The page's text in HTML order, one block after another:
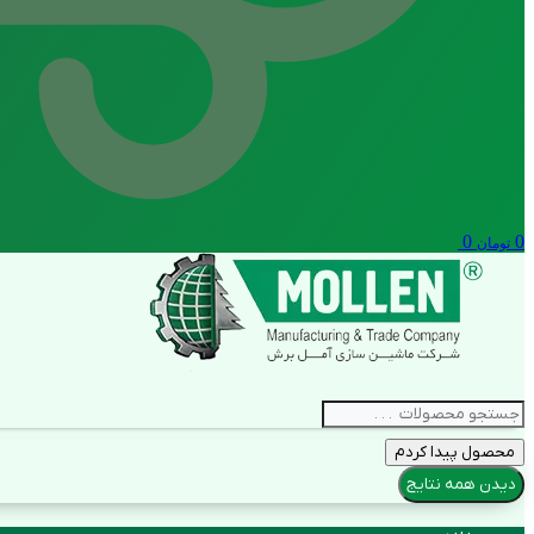
0 تومان 0
جستجو
.
.
محصول پیدا کردم
دیدن همه نتایج